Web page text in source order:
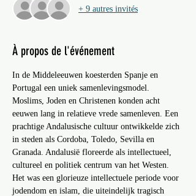
+ 9 autres invités
À propos de l'événement
In de Middeleeuwen koesterden Spanje en
Portugal een uniek samenlevingsmodel.
Moslims, Joden en Christenen konden acht
eeuwen lang in relatieve vrede samenleven. Een
prachtige Andalusische cultuur ontwikkelde zich
in steden als Cordoba, Toledo, Sevilla en
Granada. Andalusië floreerde als intellectueel,
cultureel en politiek centrum van het Westen.
Het was een glorieuze intellectuele periode voor
jodendom en islam, die uiteindelijk tragisch